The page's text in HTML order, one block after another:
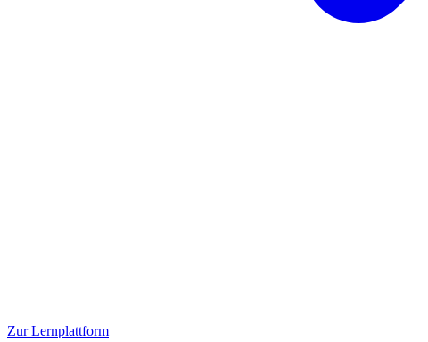
Zur Lernplattform